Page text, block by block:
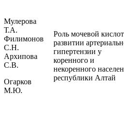
Мулерова
Т.А.
Филимонов
С.Н.
Архипова
С.В.
Огарков
М.Ю.
Роль мочевой
развитии
гипертензии у
коренного и
некоренного
республики Алтай